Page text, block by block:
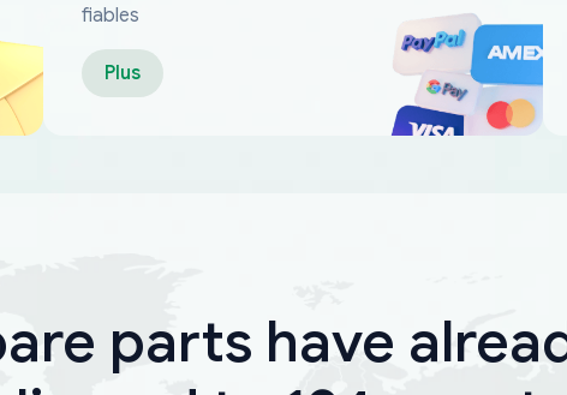
fiables
Plus
parts have